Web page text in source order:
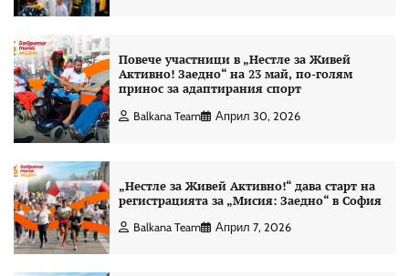
Повече участници в „Нестле за Живей
Активно! Заедно“ на 23 май, по-голям
принос за адаптирания спорт
Balkana Team Април 30, 2026
„Нестле за Живей Активно!“ дава старт на
регистрацията за „Мисия: Заедно“ в София
Balkana Team Април 7, 2026